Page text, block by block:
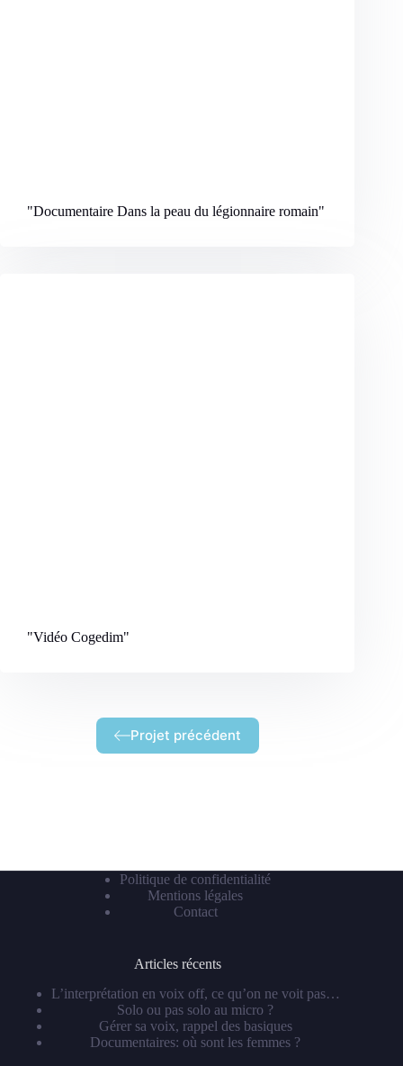
"Documentaire Dans la peau du légionnaire romain"
"Vidéo Cogedim"
Projet précédent
Politique de confidentialité
Mentions légales
Contact
Articles récents
L’interprétation en voix off, ce qu’on ne voit pas…
Solo ou pas solo au micro ?
Gérer sa voix, rappel des basiques
Documentaires: où sont les femmes ?